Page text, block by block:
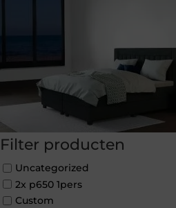
Filter producten
Uncategorized
2x p650 1pers
Custom